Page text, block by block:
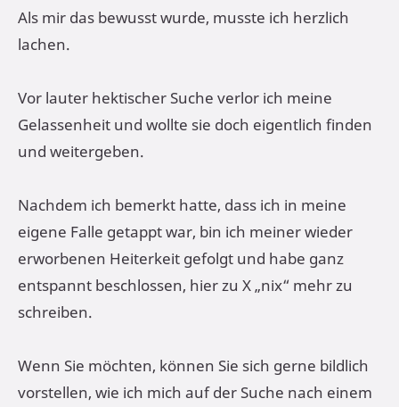
Als mir das bewusst wurde, musste ich herzlich
lachen.
Vor lauter hektischer Suche verlor ich meine
Gelassenheit und wollte sie doch eigentlich finden
und weitergeben.
Nachdem ich bemerkt hatte, dass ich in meine
eigene Falle getappt war, bin ich meiner wieder
erworbenen Heiterkeit gefolgt und habe ganz
entspannt beschlossen, hier zu X „nix“ mehr zu
schreiben.
Wenn Sie möchten, können Sie sich gerne bildlich
vorstellen, wie ich mich auf der Suche nach einem